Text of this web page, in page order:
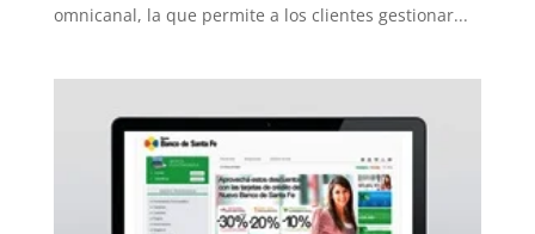
omnicanal, la que permite a los clientes gestionar...